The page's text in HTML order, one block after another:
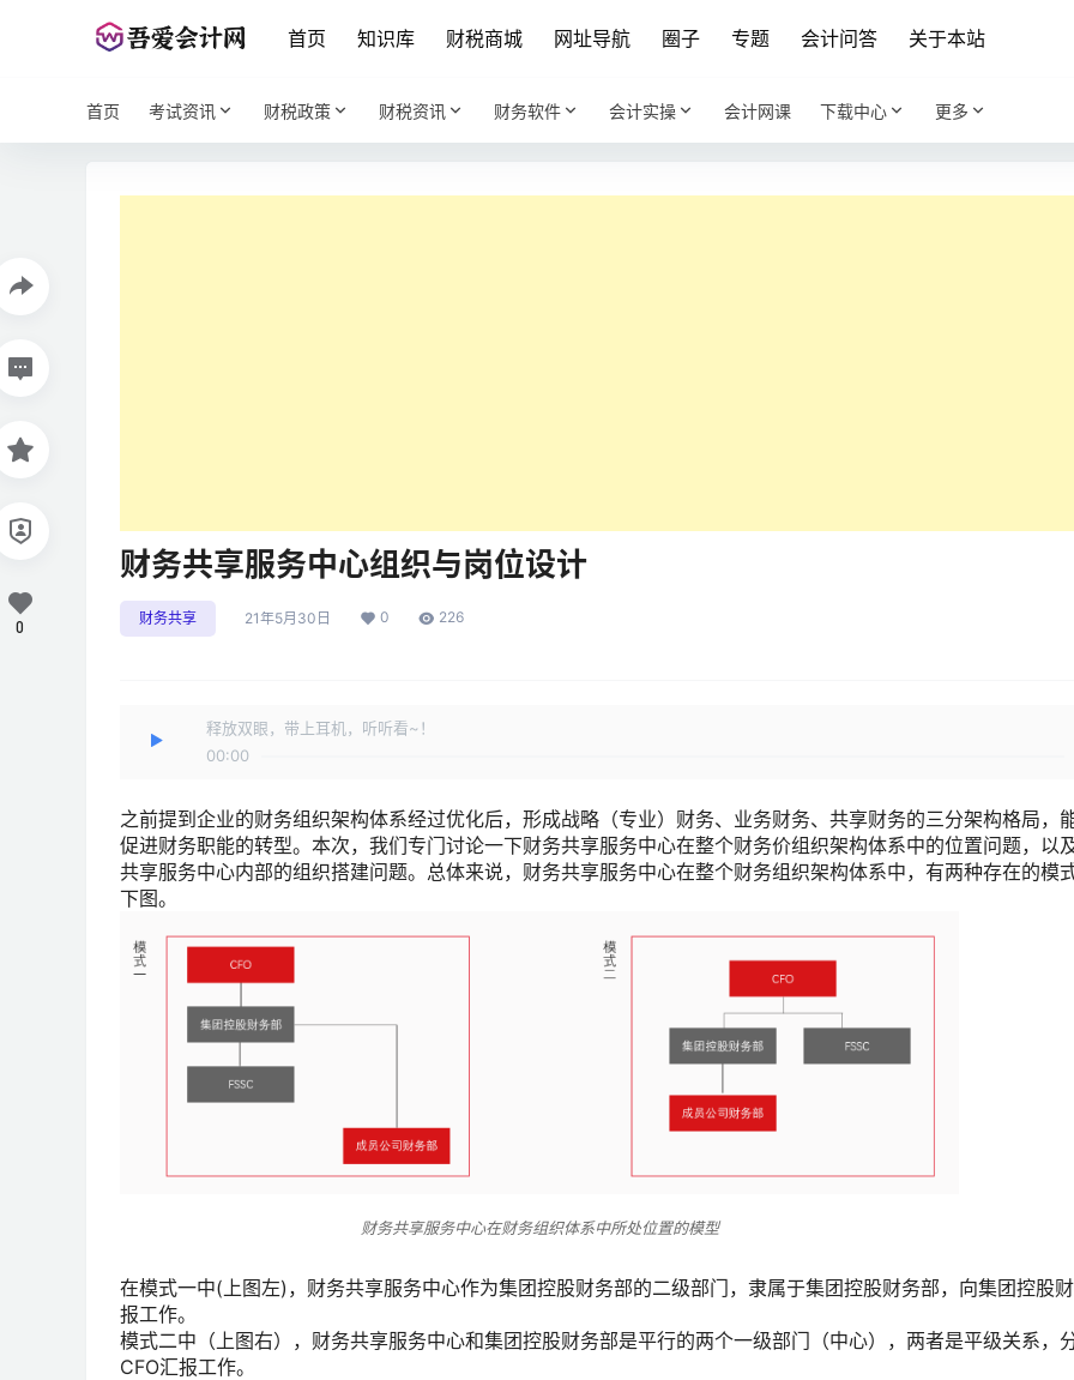
首页 知识库 财税商城 网址导航 圈子 专题 会计问答 关于本站
首页 考试资讯 财税政策 财税资讯 财务软件 会计实操 会计网课 下载中心 更多
财务共享服务中心组织与岗位设计
财务共享 21年5月30日 0 226
释放双眼，带上耳机，听听看~！
00:00
之前提到企业的财务组织架构体系经过优化后，形成战略（专业）财务、业务财务、共享财务的三分架构格局，
促进财务职能的转型。本次，我们专门讨论一下财务共享服务中心在整个财务价组织架构体系中的位置问题，以
共享服务中心内部的组织搭建问题。总体来说，财务共享服务中心在整个财务组织架构体系中，有两种存在的模
下图。
财务共享服务中心在财务组织体系中所处位置的模型
在模式一中(上图左)，财务共享服务中心作为集团控股财务部的二级部门，隶属于集团控股财务部，向集团控股
报工作。
模式二中（上图右），财务共享服务中心和集团控股财务部是平行的两个一级部门（中心），两者是平级关系，
CFO汇报工作。
0